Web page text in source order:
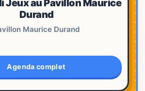
Jeux au Pavillon Maurice
Durand
Maurice Durand
Agenda complet